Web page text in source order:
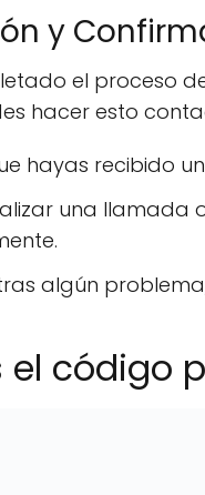
y
el proceso
hacer esto
hayas recibido
una llamada
algún
el código